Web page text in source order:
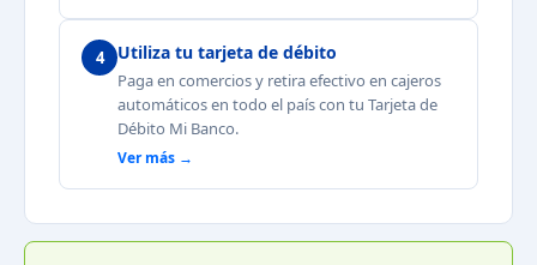
4 Utiliza tu tarjeta de débito
Paga en comercios y retira efectivo en cajeros
automáticos en todo el país con tu Tarjeta de
Débito Mi Banco.
Ver más →